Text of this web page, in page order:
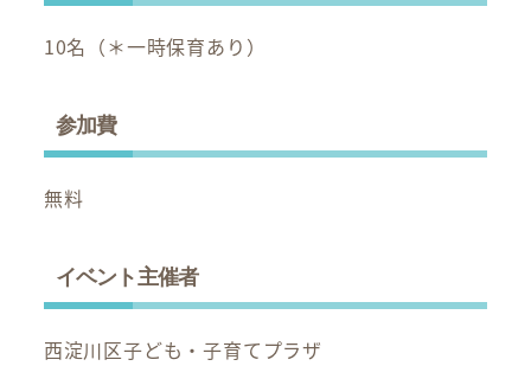
10名（＊一時保育あり）
参加費
無料
イベント主催者
西淀川区子ども・子育てプラザ